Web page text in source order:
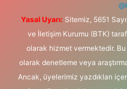
Yasal Uyarı: Sitemiz, 5651
ve İletişim Kurumu (BTK)
olarak hizmet vermektedir.
olarak denetleme veya
Ancak, üyelerimiz yazdıkları